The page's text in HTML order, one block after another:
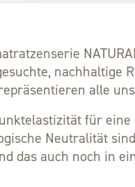
nachhaltige
alle
für
Neutralität
das auch noch in